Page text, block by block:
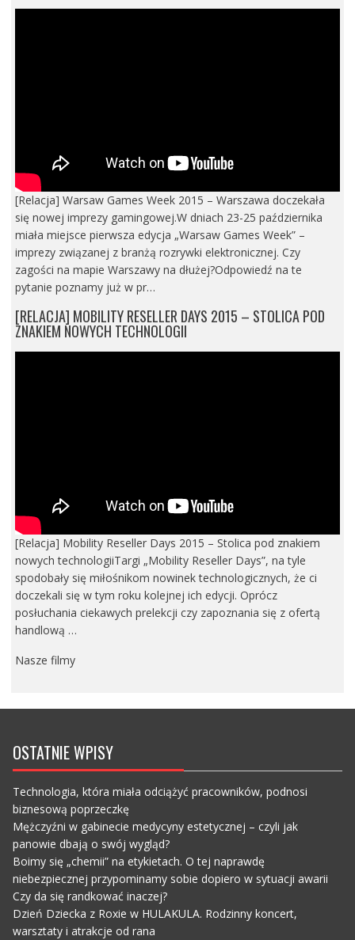
[Relacja] Warsaw Games Week 2015 – Warszawa doczekała
się nowej imprezy gamingowej.W dniach 23-25 października
miała miejsce pierwsza edycja „Warsaw Games Week” –
imprezy związanej z branżą rozrywki elektronicznej. Czy
zagości na mapie Warszawy na dłużej?Odpowiedź na te
pytanie poznamy już w pr…
[RELACJA] MOBILITY RESELLER DAYS 2015 – STOLICA POD
ZNAKIEM NOWYCH TECHNOLOGII
[Relacja] Mobility Reseller Days 2015 – Stolica pod znakiem
nowych technologiiTargi „Mobility Reseller Days”, na tyle
spodobały się miłośnikom nowinek technologicznych, że ci
doczekali się w tym roku kolejnej ich edycji. Oprócz
posłuchania ciekawych prelekcji czy zapoznania się z ofertą
handlową …
Nasze filmy
OSTATNIE WPISY
Technologia, która miała odciążyć pracowników, podnosi
biznesową poprzeczkę
Mężczyźni w gabinecie medycyny estetycznej – czyli jak
panowie dbają o swój wygląd?
Boimy się „chemii” na etykietach. O tej naprawdę
niebezpiecznej przypominamy sobie dopiero w sytuacji awarii
Czy da się randkować inaczej?
Dzień Dziecka z Roxie w HULAKULA. Rodzinny koncert,
warsztaty i atrakcje od rana